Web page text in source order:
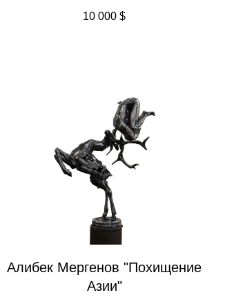
10 000 $
Алибек Мергенов "Похищение
Азии"